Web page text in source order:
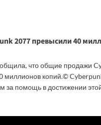
2077 превысили 40
что общие продажи
миллионов копий.©
за помощь в достижении